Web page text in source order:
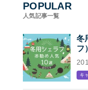
POPULAR
人気記事一覧
冬
フ
選
キ